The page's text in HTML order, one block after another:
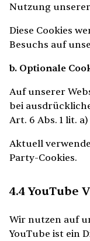
Nutzung
Diese Cookies
Besuchs auf
b. Optionale
Auf unserer
bei
Art. 6 Abs. 1 lit.
Aktuell
Party-Cookies.
4.4 YouTube
Wir nutzen auf
YouTube ist ein